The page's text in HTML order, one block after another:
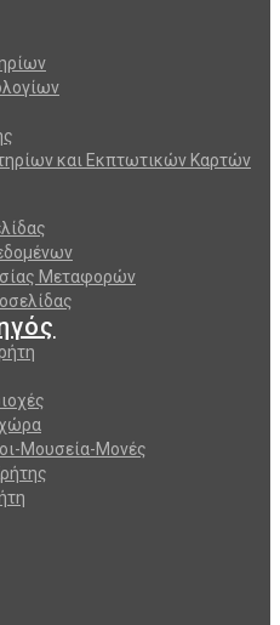
και Εκπτωτικών Καρτών
Μεταφορών
Μουσεία-Μονές